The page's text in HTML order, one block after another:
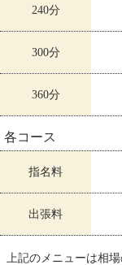
240分
300分
360分
各コース
指名料
出張料
上記のメニューは相場